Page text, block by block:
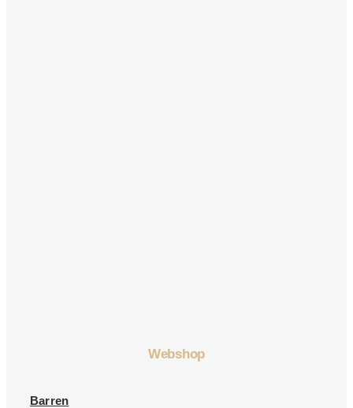
Webshop
Barren